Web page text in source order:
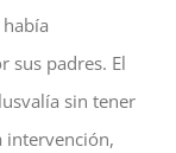
sus padres. El
sin tener
intervención,